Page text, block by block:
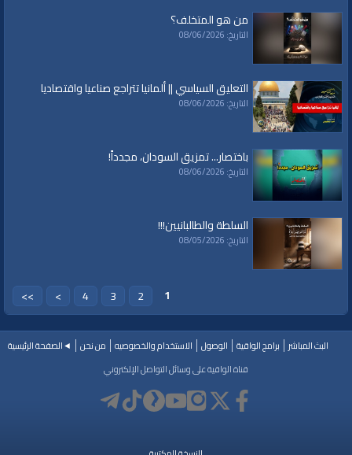
من هو المتخلف؟
التاريخ: 08/06/2026
التعليق السياسي || ألمانيا تتراجع صناعيا واقتصاديا
التاريخ: 08/06/2026
باختصار... تمزيق السودان، مجدداً!
التاريخ: 08/06/2026
السلطة والطالبانيين!!!
التاريخ: 08/05/2026
1
2
3
4
>
>>
البث المباشر برامج الواقية الوصول الاستخدام والخصوصيه من نحن
◄الصفحة الرئيسية
قناة الواقية على وسائل التواصل الإلكتروني